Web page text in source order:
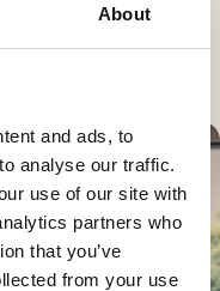
About
and ads, to
analyse our traffic.
use of our site with
partners who
that you’ve
from your use